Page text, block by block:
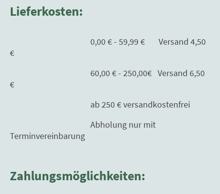
Lieferkosten:
0,00 € - 59,99 € Versand 4,50
€
60,00 € - 250,00€ Versand 6,50
€
ab 250 € versandkostenfrei
Abholung nur mit
Terminvereinbarung
Zahlungsmöglichkeiten: